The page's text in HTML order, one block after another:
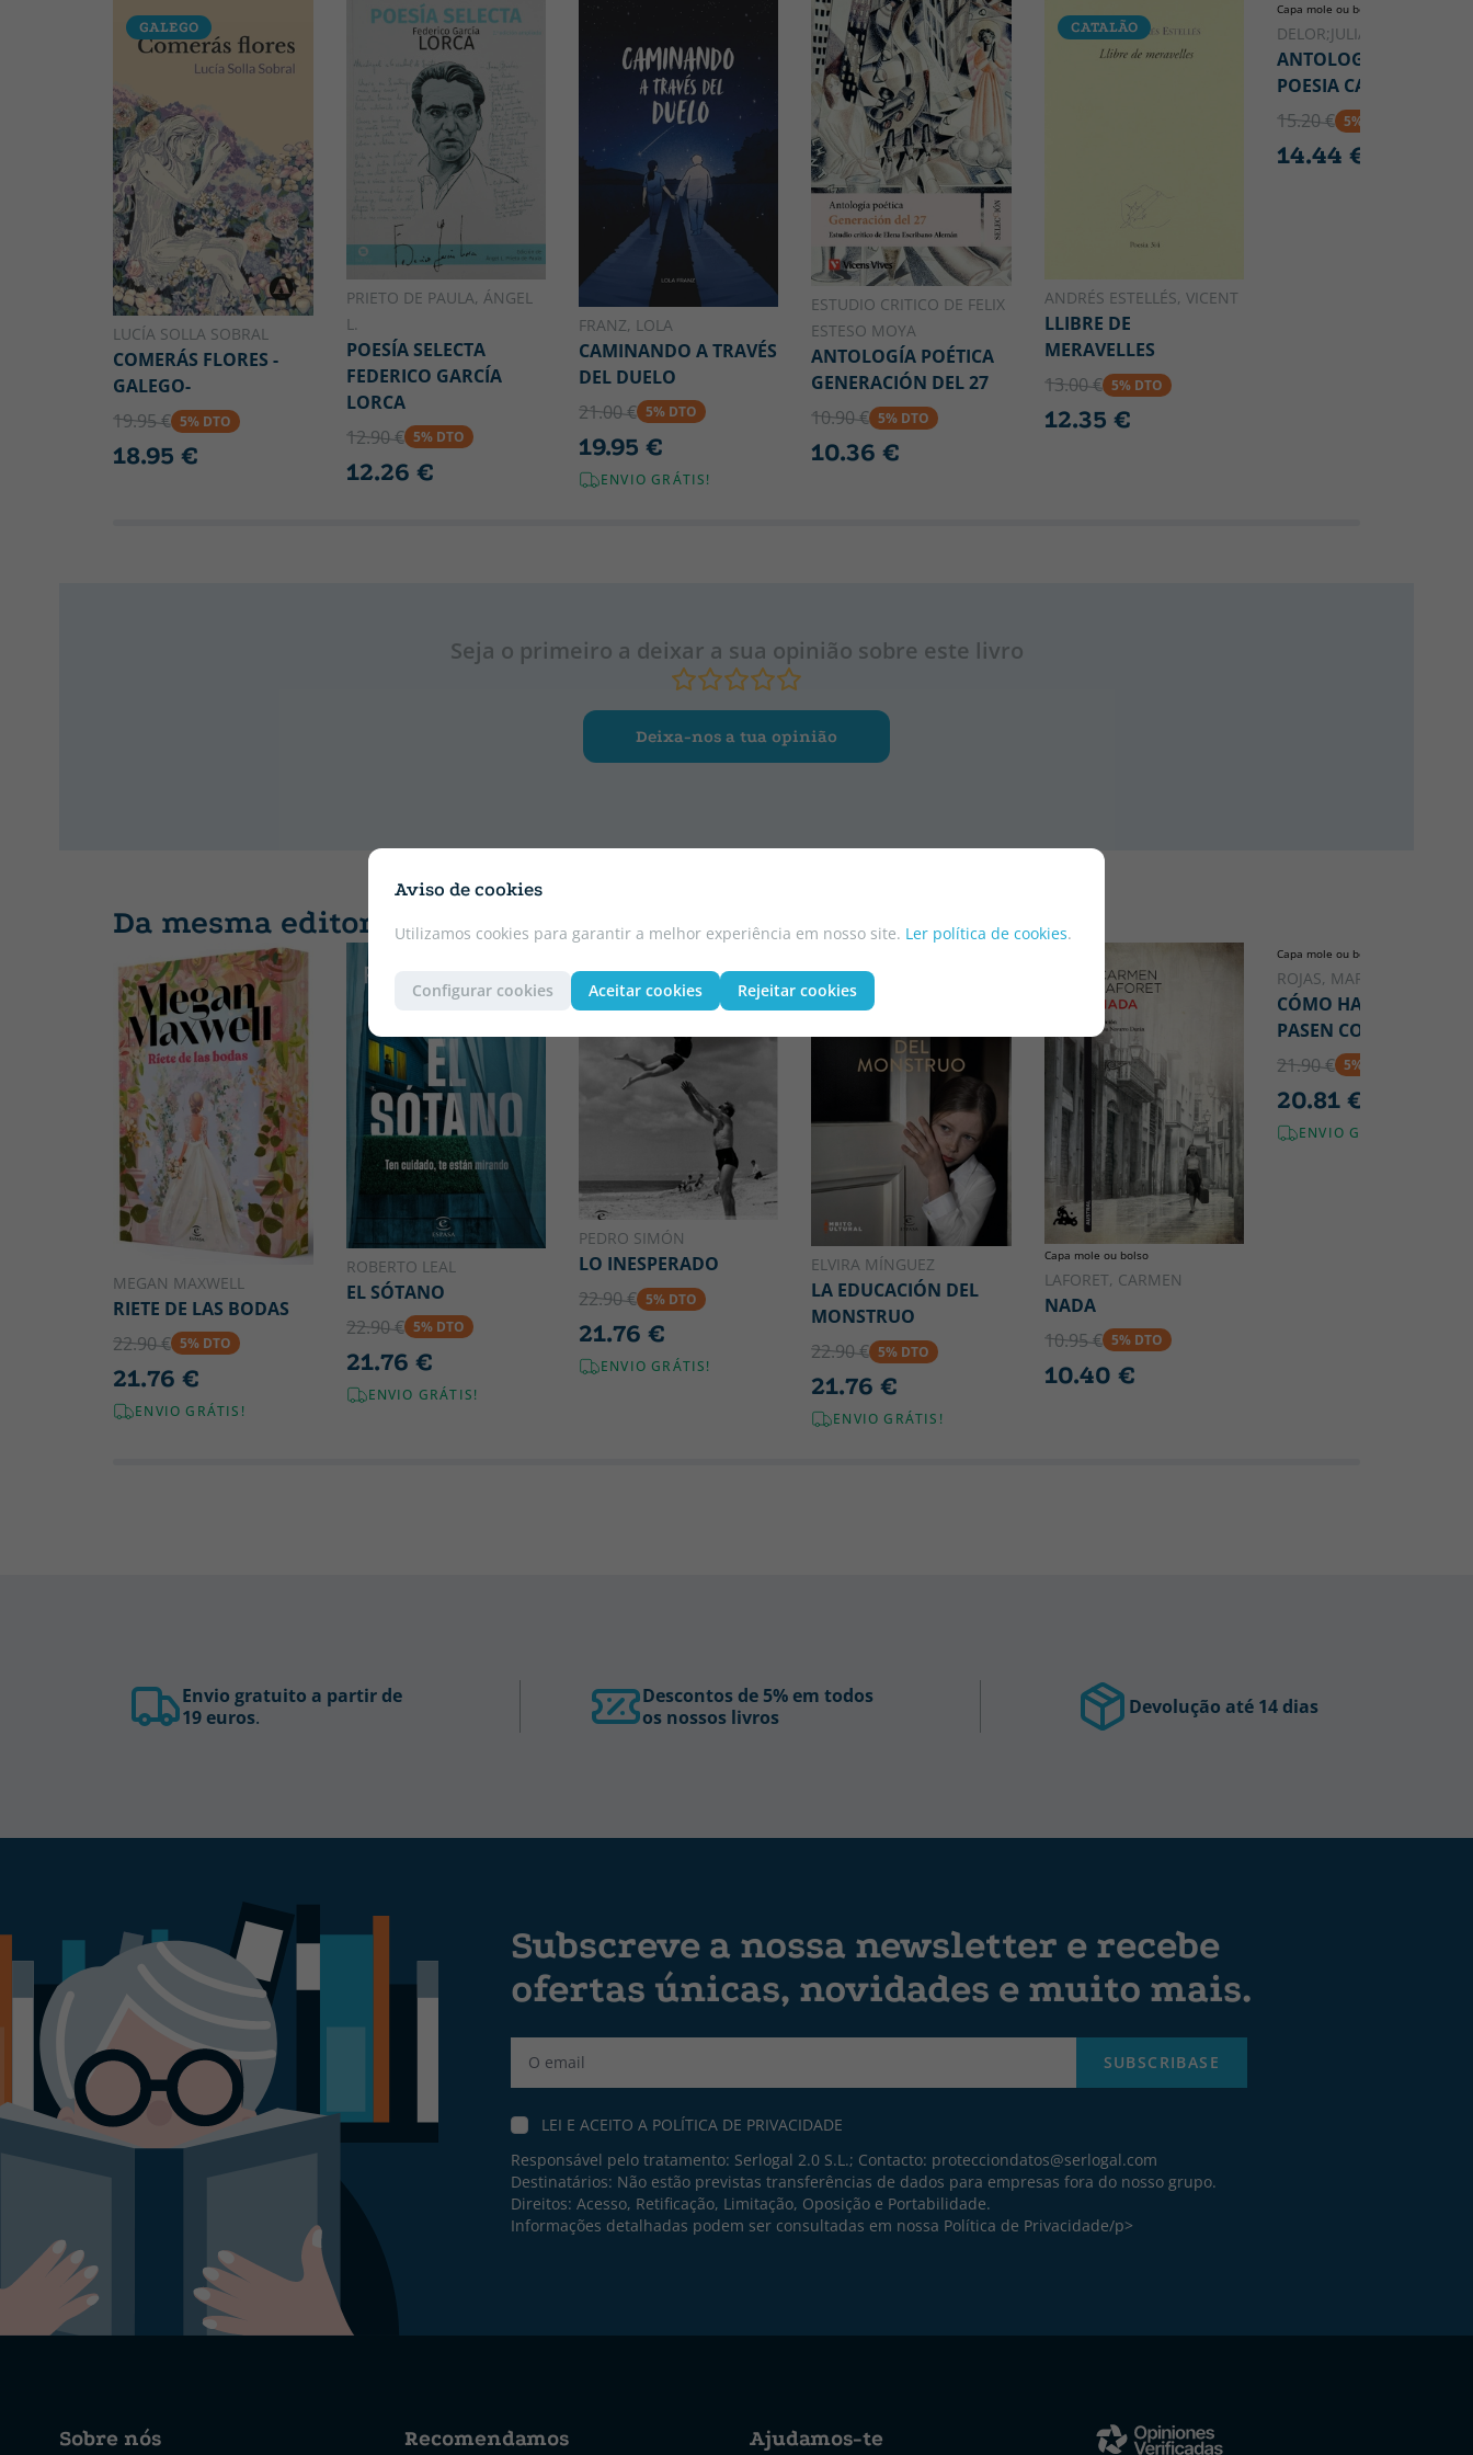
Aviso de cookies
Utilizamos cookies para garantir a melhor experiência em nosso site. Ler política de cookies.
Configurar cookies Aceitar cookies Rejeitar cookies
GALEGO
LUCÍA SOLLA SOBRAL
COMERÁS FLORES -
GALEGO-
19.95 € 5% DTO
18.95 €
PRIETO DE PAULA, ÁNGEL
L.
POESÍA SELECTA
FEDERICO GARCÍA
LORCA
12.90 € 5% DTO
12.26 €
FRANZ, LOLA
CAMINANDO A TRAVÉS
DEL DUELO
21.00 € 5% DTO
19.95 €
ENVIO GRÁTIS!
ESTUDIO CRITICO DE FELIX
ESTESO MOYA
ANTOLOGÍA POÉTICA
GENERACIÓN DEL 27
10.90 € 5% DTO
10.36 €
CATALÃO
ANDRÉS ESTELLÉS, VICENT
LLIBRE DE
MERAVELLES
13.00 € 5% DTO
12.35 €
CATALÃO
Capa mole ou bolso
DELOR;JULIA;GRIFOLL
ANTOLOGÍA DE LA
POESIA CATALANA
15.20 € 5% DTO
14.44 €
Seja o primeiro a deixar a sua opinião sobre este livro
Deixa-nos a tua opinião
Da mesma editora
MEGAN MAXWELL
RIETE DE LAS BODAS
22.90 € 5% DTO
21.76 €
ENVIO GRÁTIS!
ROBERTO LEAL
EL SÓTANO
22.90 € 5% DTO
21.76 €
ENVIO GRÁTIS!
PEDRO SIMÓN
LO INESPERADO
22.90 € 5% DTO
21.76 €
ENVIO GRÁTIS!
ELVIRA MÍNGUEZ
LA EDUCACIÓN DEL
MONSTRUO
22.90 € 5% DTO
21.76 €
ENVIO GRÁTIS!
Capa mole ou bolso
LAFORET, CARMEN
NADA
10.95 € 5% DTO
10.40 €
Capa mole ou bolso
ROJAS, MARIÁN
CÓMO HACER QUE TE
PASEN COSAS BUENAS
21.90 € 5% DTO
20.81 €
ENVIO GRÁTIS!
Envio gratuito a partir de
19 euros.
Descontos de 5% em todos
os nossos livros
Devolução até 14 dias
Subscreve a nossa newsletter e recebe
ofertas únicas, novidades e muito mais.
SUBSCRIBASE
LEI E ACEITO A POLÍTICA DE PRIVACIDADE
Responsável pelo tratamento: Serlogal 2.0 S.L.; Contacto: protecciondatos@serlogal.com
Destinatários: Não estão previstas transferências de dados para empresas fora do nosso grupo.
Direitos: Acesso, Retificação, Limitação, Oposição e Portabilidade.
Informações detalhadas podem ser consultadas em nossa Política de Privacidade/p>
Sobre nós Recomendamos Ajudamos-te